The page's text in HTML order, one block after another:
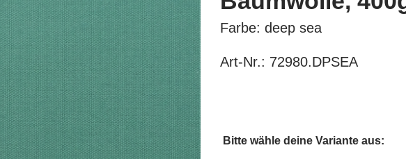
Farbe: deep sea
Art-Nr.: 72980.DPSEA
Bitte wähle deine Variante aus: